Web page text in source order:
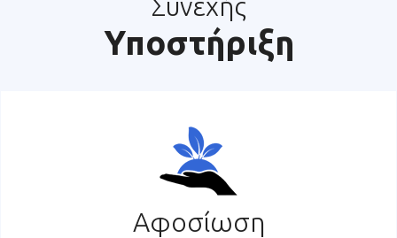
Υποστήριξη
Αφοσίωση